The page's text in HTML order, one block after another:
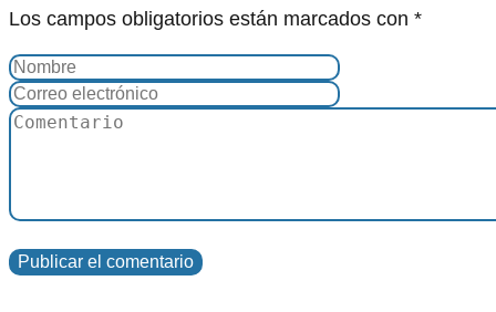
Los campos obligatorios están marcados con *